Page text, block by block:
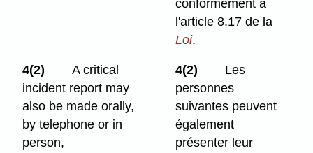
conformément à
l'article 8.17 de la
Loi.
4(2)
A critical
incident report may
also be made orally,
by telephone or in
person,
4(2)
Les
personnes
suivantes peuvent
également
présenter leur